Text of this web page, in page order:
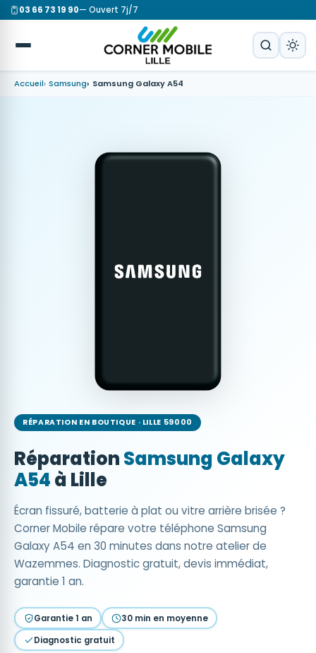
03 66 73 19 90— Ouvert 7j/7
Accueil Samsung Samsung Galaxy A54
RÉPARATION EN BOUTIQUE · LILLE 59000
RéparationSamsung Galaxy
A54à Lille
Écran fissuré, batterie à plat ou vitre arrière brisée ?
Corner Mobile répare votre téléphone Samsung
Galaxy A54 en 30 minutes dans notre atelier de
Wazemmes. Diagnostic gratuit, devis immédiat,
garantie 1 an.
Garantie 1 an
30 min en moyenne
Diagnostic gratuit